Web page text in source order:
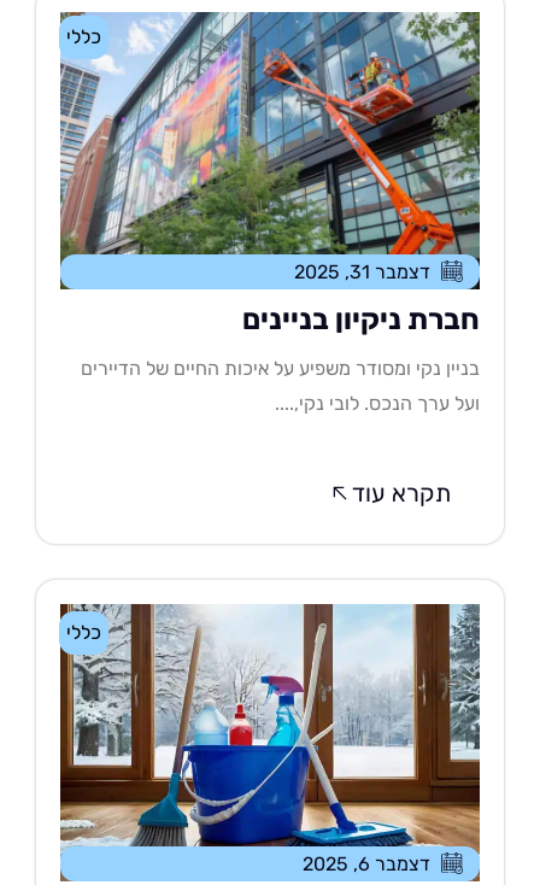
כללי
דצמבר 31, 2025
ניקיון בניינים
נקי ומסודר משפיע על איכות החיים של הדיירים
ערך הנכס. לובי נקי,....
תקרא עוד
כללי
דצמבר 6, 2025